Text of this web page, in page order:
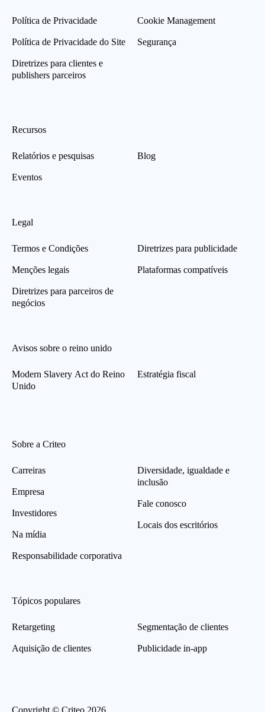
Política de Privacidade
Política de Privacidade do Site
Diretrizes para clientes e
publishers parceiros
Cookie Management
Segurança
Recursos
Relatórios e pesquisas
Eventos
Blog
Legal
Termos e Condições
Menções legais
Diretrizes para parceiros de
negócios
Diretrizes para publicidade
Plataformas compatíveis
Avisos sobre o reino unido
Modern Slavery Act do Reino
Unido
Estratégia fiscal
Sobre a Criteo
Carreiras
Empresa
Investidores
Na mídia
Responsabilidade corporativa
Diversidade, igualdade e
inclusão
Fale conosco
Locais dos escritórios
Tópicos populares
Retargeting
Aquisição de clientes
Segmentação de clientes
Publicidade in-app
Copyright © Criteo 2026